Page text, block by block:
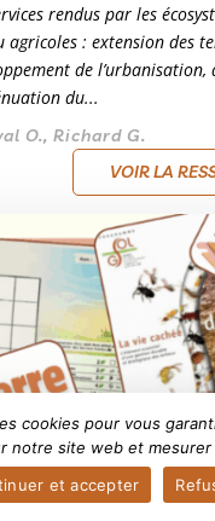
rendus par les
agricoles : extension des
de
du...
O., Richard G.
VOIR LA
cookies pour vous
notre site web et mesurer
et accepter